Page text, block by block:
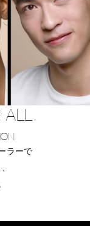
ラーで